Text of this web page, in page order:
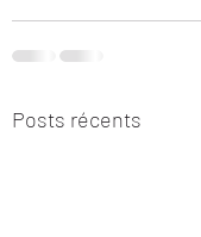
Posts récents